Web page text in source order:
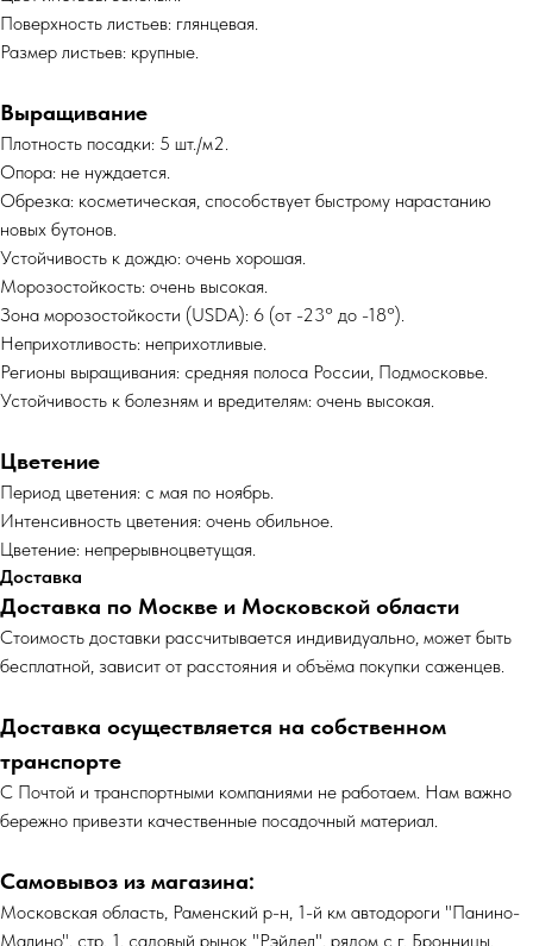
Поверхность листьев: глянцевая.
Размер листьев: крупные.
Выращивание
Плотность посадки: 5 шт./м2.
Опора: не нуждается.
Обрезка: косметическая, способствует быстрому нарастанию
новых бутонов.
Устойчивость к дождю: очень хорошая.
Морозостойкость: очень высокая.
Зона морозостойкости (USDA): 6 (от -23° до -18°).
Неприхотливость: неприхотливые.
Регионы выращивания: средняя полоса России, Подмосковье.
Устойчивость к болезням и вредителям: очень высокая.
Цветение
Период цветения: с мая по ноябрь.
Интенсивность цветения: очень обильное.
Цветение: непрерывноцветущая.
Доставка
Доставка по Москве и Московской области
Cтоимость доставки рассчитывается индивидуально, может быть
бесплатной, зависит от расстояния и объёма покупки саженцев.
Доставка осуществляется на собственном
транспорте
С Почтой и транспортными компаниями не работаем. Нам важно
бережно привезти качественные посадочный материал.
Самовывоз из магазина:
Московская область, Раменский р-н, 1-й км автодороги "Панино-
Малино", стр. 1, садовый рынок "Рэйдел", рядом с г. Бронницы.